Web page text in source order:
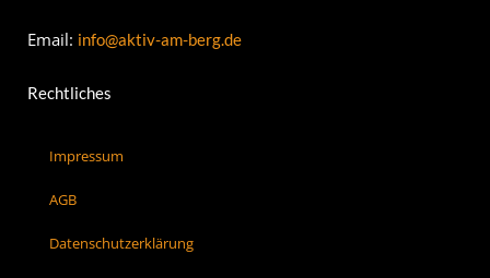
Email: info@aktiv-am-berg.de
Rechtliches
Impressum
AGB
Datenschutzerklärung